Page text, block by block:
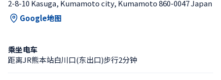
2-8-10 Kasuga, Kumamoto city, Kumamoto 860-0047 Japan
Google地图
乘坐电车
距离JR熊本站白川口(东出口)步行2分钟